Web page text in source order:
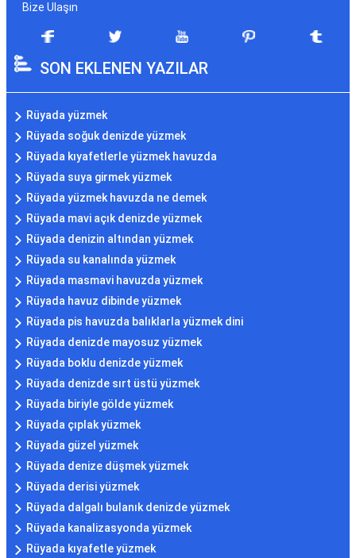
Bize Ulaşın
SON EKLENEN YAZILAR
Rüyada yüzmek
Rüyada soğuk denizde yüzmek
Rüyada kıyafetlerle yüzmek havuzda
Rüyada suya girmek yüzmek
Rüyada yüzmek havuzda ne demek
Rüyada mavi açık denizde yüzmek
Rüyada denizin altından yüzmek
Rüyada su kanalında yüzmek
Rüyada masmavi havuzda yüzmek
Rüyada havuz dibinde yüzmek
Rüyada pis havuzda balıklarla yüzmek dini
Rüyada denizde mayosuz yüzmek
Rüyada boklu denizde yüzmek
Rüyada denizde sırt üstü yüzmek
Rüyada biriyle gölde yüzmek
Rüyada çıplak yüzmek
Rüyada güzel yüzmek
Rüyada denize düşmek yüzmek
Rüyada derisi yüzmek
Rüyada dalgalı bulanık denizde yüzmek
Rüyada kanalizasyonda yüzmek
Rüyada kıyafetle yüzmek